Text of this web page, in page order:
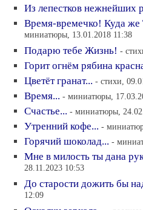
Из лепестков нежнейших
Время-времечко! Куда
миниатюры, 13.01.2018 11:38
Подарю тебе Жизнь! -
Горит огнём рябина
Цветёт гранат... - стихи,
Время... - миниатюры,
Счастье... - миниатюры,
Утренний кофе... -
Горячий шоколад... -
Мне в милость ты дана
28.11.2023 10:53
До старости дожить бы
12:09